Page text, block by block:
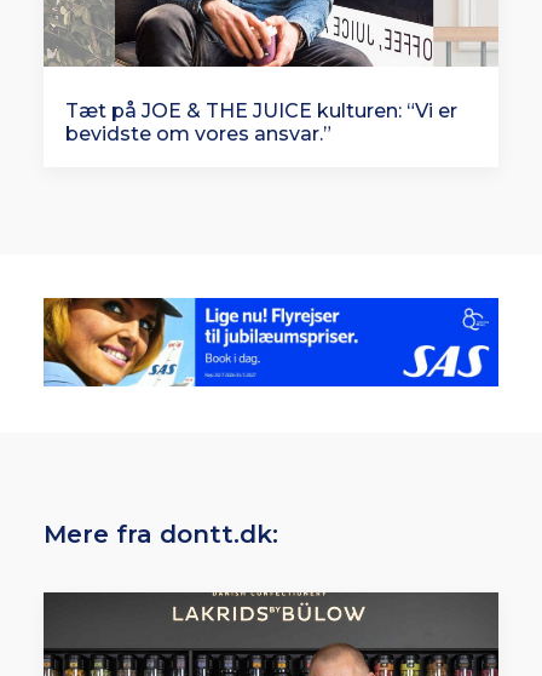
Tæt på JOE & THE JUICE kulturen: “Vi er
bevidste om vores ansvar.”
Mere fra dontt.dk: